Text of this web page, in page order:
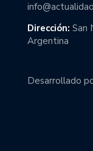
Dirección: San
Argentina
Desarrollado